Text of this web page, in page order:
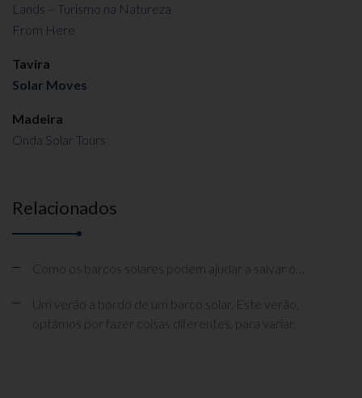
Lands – Turismo na Natureza
From Here
Tavira
Solar Moves
Madeira
Onda Solar Tours
Relacionados
Como os barcos solares podem ajudar a salvar o…
Um verão a bordo de um barco solar. Este verão,
optámos por fazer coisas diferentes, para variar.